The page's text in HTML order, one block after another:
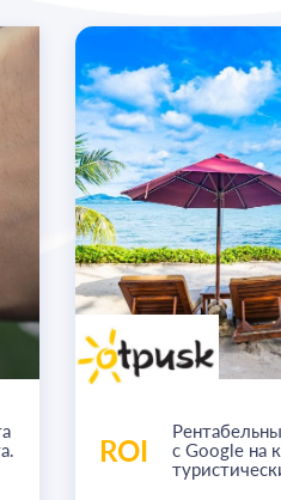
ROI
с Google на